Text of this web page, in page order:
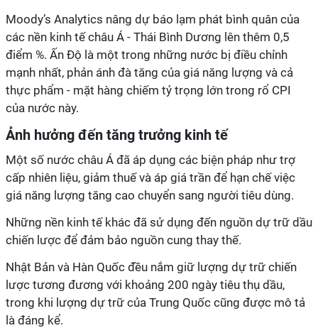
Moody’s Analytics nâng dự báo lạm phát bình quân của
các nền kinh tế châu Á - Thái Bình Dương lên thêm 0,5
điểm %. Ấn Độ là một trong những nước bị điều chỉnh
mạnh nhất, phản ánh đà tăng của giá năng lượng và cả
thực phẩm - mặt hàng chiếm tỷ trọng lớn trong rổ CPI
của nước này.
Ảnh hưởng đến tăng trưởng kinh tế
Một số nước châu Á đã áp dụng các biện pháp như trợ
cấp nhiên liệu, giảm thuế và áp giá trần để hạn chế việc
giá năng lượng tăng cao chuyển sang người tiêu dùng.
Những nền kinh tế khác đã sử dụng đến nguồn dự trữ dầu
chiến lược để đảm bảo nguồn cung thay thế.
Nhật Bản và Hàn Quốc đều nắm giữ lượng dự trữ chiến
lược tương đương với khoảng 200 ngày tiêu thụ dầu,
trong khi lượng dự trữ của Trung Quốc cũng được mô tả
là đáng kể.